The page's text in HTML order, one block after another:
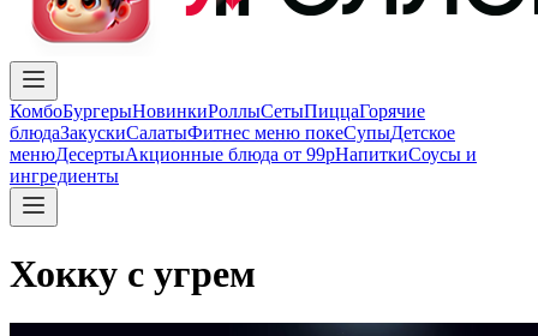
КомбоБургерыНовинкиРоллыСетыПиццаГорячие
блюдаЗакускиСалатыФитнес меню покеСупыДетское
менюДесертыАкционные блюда от 99рНапиткиСоусы и
ингредиенты
Хокку с угрем